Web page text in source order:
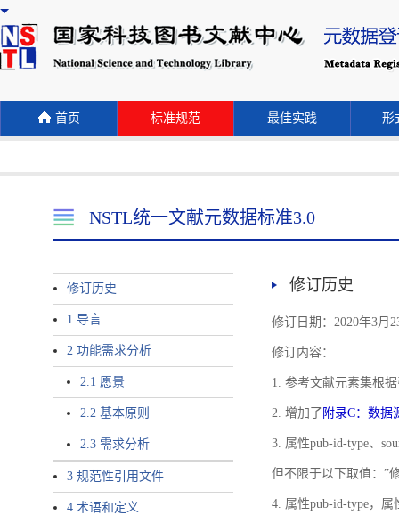
首页 标准规范 最佳实践 形
NSTL统一文献元数据标准3.0
修订历史
1 导言
2 功能需求分析
2.1 愿景
2.2 基本原则
2.3 需求分析
3 规范性引用文件
4 术语和定义
修订历史
修订日期：2020年3月
修订内容：
1. 参考文献元素集根
2. 增加了 附录C：数据
3. 属性pub-id-type、
但不限于以下取值：”
4. 属性pub-id-type，属